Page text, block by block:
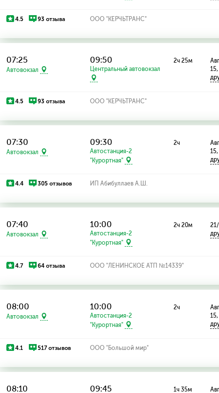
4.5 93 отзыва ООО "КЕРЧЬТРАНС"
07:25
Автовокзал
09:50
Центральный автовокзал
2ч 25м
4.5 93 отзыва ООО "КЕРЧЬТРАНС"
07:30
Автовокзал
09:30
Автостанция-2
"Курортная"
2ч
4.4 305 отзывов ИП Абибуллаев А.Ш.
07:40
Автовокзал
10:00
Автостанция-2
"Курортная"
2ч 20м
4.7 64 отзыва ООО "ЛЕНИНСКОЕ АТП №14339"
08:00
Автовокзал
10:00
Автостанция-2
"Курортная"
2ч
4.1 517 отзывов ООО "Большой мир"
08:10 09:45 1ч 35м